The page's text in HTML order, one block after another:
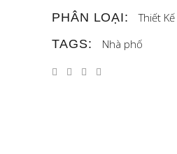
PHÂN LOẠI: Thiết Kế
TAGS:
Nhà phố